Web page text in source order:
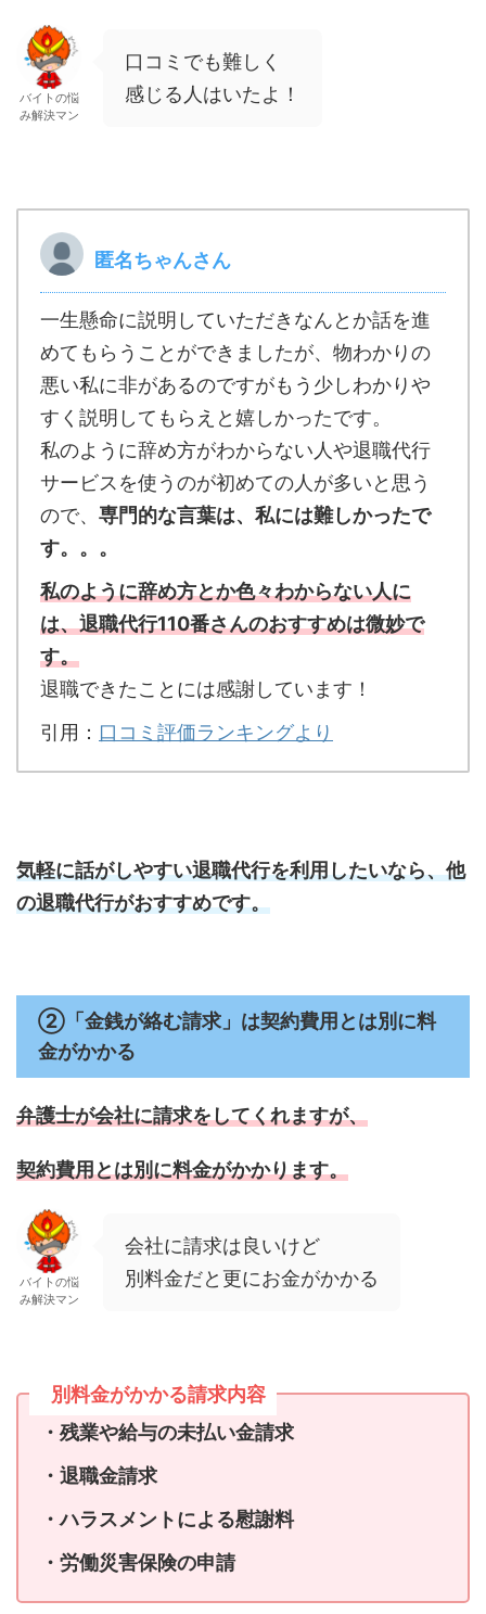
バイトの悩
み解決マン
口コミでも難しく
感じる人はいたよ！
匿名ちゃんさん
一生懸命に説明していただきなんとか話を進
めてもらうことができましたが、物わかりの
悪い私に非があるのですがもう少しわかりや
すく説明してもらえと嬉しかったです。
私のように辞め方がわからない人や退職代行
サービスを使うのが初めての人が多いと思う
ので、 専門的な言葉は、私には難しかったで
す。。。
私のように辞め方とか色々わからない人に
は、退職代行110番さんのおすすめは微妙で
す。
退職できたことには感謝しています！
引用： 口コミ評価ランキングより
気軽に話がしやすい退職代行を利用したいなら、他
の退職代行がおすすめです。
②「金銭が絡む請求」は契約費用とは別に料
金がかかる
弁護士が会社に請求をしてくれますが、
契約費用とは別に料金がかかります。
バイトの悩
み解決マン
会社に請求は良いけど
別料金だと更にお金がかかる
別料金がかかる請求内容
・残業や給与の未払い金請求
・退職金請求
・ハラスメントによる慰謝料
・労働災害保険の申請